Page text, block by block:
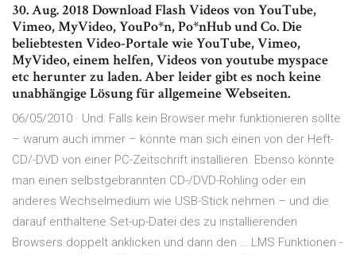
30. Aug. 2018 Download Flash Videos von YouTube,
Vimeo, MyVideo, YouPo*n, Po*nHub und Co. Die
beliebtesten Video-Portale wie YouTube, Vimeo,
MyVideo, einem helfen, Videos von youtube myspace
etc herunter zu laden. Aber leider gibt es noch keine
unabhängige Lösung für allgemeine Webseiten.
06/05/2010 · Und: Falls kein Browser mehr funktionieren sollte
– warum auch immer – könnte man sich einen von der Heft-
CD/-DVD von einer PC-Zeitschrift installieren. Ebenso könnte
man einen selbstgebrannten CD-/DVD-Rohling oder ein
anderes Wechselmedium wie USB-Stick nehmen – und die
darauf enthaltene Set-up-Datei des zu installierenden
Browsers doppelt anklicken und dann den … LMS Funktionen -